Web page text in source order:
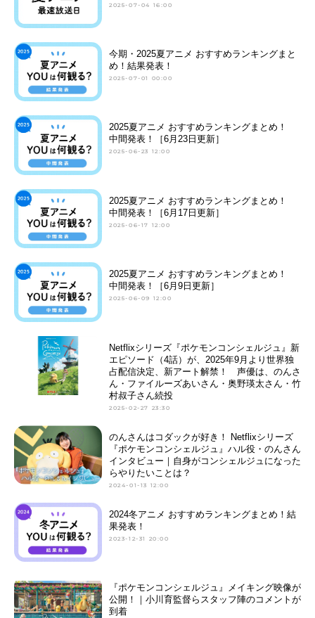
2025-07-04 16:00
今期・2025夏アニメ おすすめランキングまと
め！結果発表！
2025-07-01 00:00
2025夏アニメ おすすめランキングまとめ！
中間発表！［6月23日更新］
2025-06-23 12:00
2025夏アニメ おすすめランキングまとめ！
中間発表！［6月17日更新］
2025-06-17 12:00
2025夏アニメ おすすめランキングまとめ！
中間発表！［6月9日更新］
2025-06-09 12:00
Netflixシリーズ『ポケモンコンシェルジュ』新
エピソード（4話）が、2025年9月より世界独
占配信決定、新アート解禁！ 声優は、のんさ
ん・ファイルーズあいさん・奥野瑛太さん・竹
村叔子さん続投
2025-02-27 23:30
のんさんはコダックが好き！ Netflixシリーズ
『ポケモンコンシェルジュ』ハル役・のんさん
インタビュー｜自身がコンシェルジュになった
らやりたいことは？
2024-01-13 12:00
2024冬アニメ おすすめランキングまとめ！結
果発表！
2023-12-31 20:00
『ポケモンコンシェルジュ』メイキング映像が
公開！｜小川育監督らスタッフ陣のコメントが
到着